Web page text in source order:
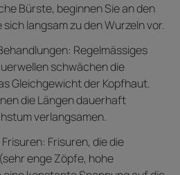
Bürste, beginnen Sie an den
langsam zu den Wurzeln vor.
Regelmässiges
schwächen die
Gleichgewicht der Kopfhaut.
die Längen dauerhaft
verlangsamen.
Frisuren, die die
enge Zöpfe, hohe